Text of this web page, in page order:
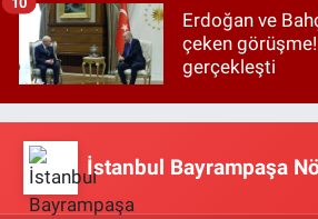
Erdoğan ve
çeken görüşme!
gerçekleşti
İstanbul Bayrampaşa